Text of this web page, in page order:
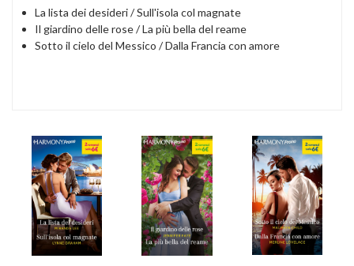
La lista dei desideri / Sull'isola col magnate
Il giardino delle rose / La più bella del reame
Sotto il cielo del Messico / Dalla Francia con amore